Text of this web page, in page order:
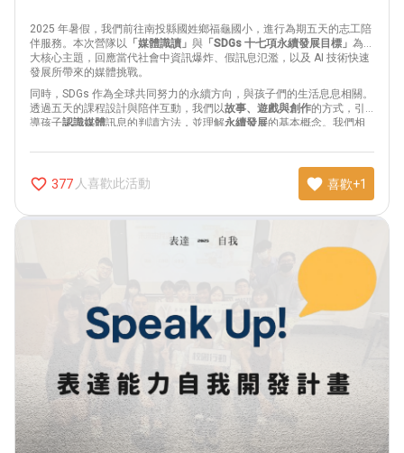
2025 年暑假，我們前往南投縣國姓鄉福龜國小，進行為期五天的志工陪
伴服務。本次營隊以
「媒體識讀」 與 「SDGs 十七項永續發展目標」 為兩
大核心主題，回應當代社會中資訊爆炸、假訊息氾濫，以及 AI 技術快速
發展所帶來的媒體挑戰。
同時，SDGs 作為全球共同努力的永續方向，與孩子們的生活息息相關。
透過五天的課程設計與陪伴互動，我們以故事、遊戲與創作的方式，引
導孩子認識媒體訊息的判讀方法，並理解永續發展的基本概念。我們相
與珍貴回憶，為他們的未來播下思考與行動的種子。
favorite_border 377 人喜歡此活動 favorite 喜歡+1